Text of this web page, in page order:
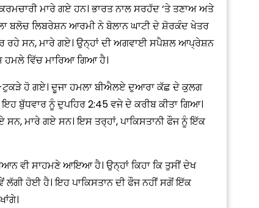
ਮਾਰੇ ਗਏ ਹਨ। ਭਾਰਤ ਨਾਲ ਸਰਹੱਦ ‘ਤੇ ਤਣਾਅ ਅਤੇ
ਬਲੋਚ ਲਿਬਰੇਸ਼ਨ ਆਰਮੀ ਨੇ ਬੋਲਾਨ ਘਾਟੀ ਦੇ ਸ਼ੋਰਕੰਦ ਖੇਤਰ
ਰਹੇ ਸਨ, ਮਾਰੇ ਗਏ। ਉਨ੍ਹਾਂ ਦੀ ਅਗਵਾਈ ਸਪੈਸ਼ਲ ਆਪ੍ਰੇਸ਼ਨ
ਹਮਲੇ ਵਿੱਚ ਮਾਰਿਆ ਗਿਆ ਹੈ।
ਟੁਕੜੇ ਹੋ ਗਏ। ਦੂਜਾ ਹਮਲਾ ਬੀਐਲਏ ਦੁਆਰਾ ਕੱਛ ਦੇ ਕੁਲਗ
ਬੁੱਧਵਾਰ ਨੂੰ ਦੁਪਹਿਰ 2:45 ਵਜੇ ਦੇ ਕਰੀਬ ਕੀਤਾ ਗਿਆ।
ਮਾਰੇ ਗਏ ਸਨ। ਇਸ ਤਰ੍ਹਾਂ, ਪਾਕਿਸਤਾਨੀ ਫੌਜ ਨੂੰ ਇੱਕ
ਵੀ ਸਾਹਮਣੇ ਆਇਆ ਹੈ। ਉਨ੍ਹਾਂ ਕਿਹਾ ਕਿ ਤੁਸੀਂ ਦੇਖ
ਲੱਗੀ ਹੋਈ ਹੈ। ਇਹ ਪਾਕਿਸਤਾਨ ਦੀ ਫੌਜ ਨਹੀਂ ਸਗੋਂ ਇੱਕमंत्री अनिल विज ने सुनी लोगों की